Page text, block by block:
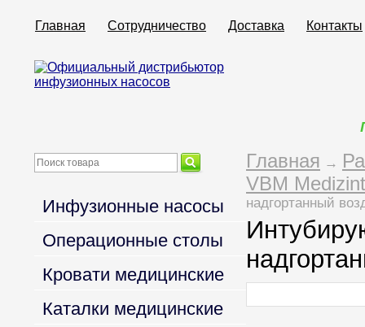
Главная Сотрудничество Доставка Контакты
Главная →
VBM
надгортанный
Инфузионные насосы
Операционные столы
Кровати медицинские
Каталки медицинские